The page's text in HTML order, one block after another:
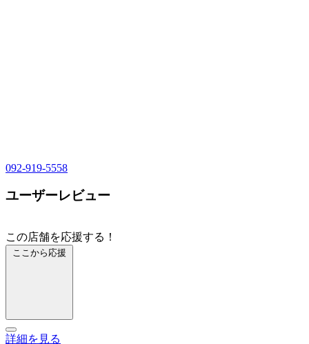
092-919-5558
ユーザーレビュー
この店舗を応援する！
ここから応援
詳細を見る